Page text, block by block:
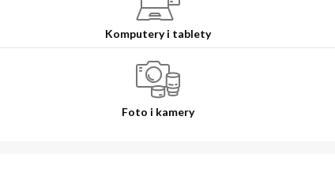
Komputery i tablety
Foto i kamery